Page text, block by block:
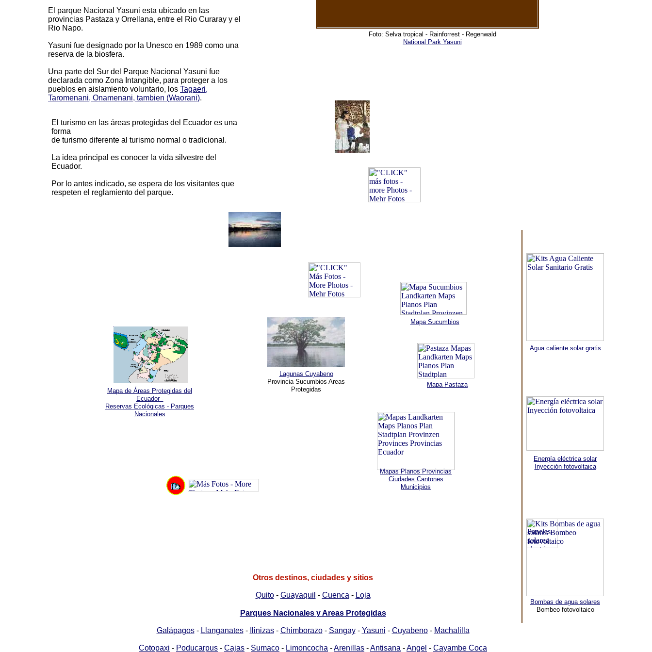
Foto: Selva tropical - Rainforrest - Regenwald
National Park Yasuni
El parque Nacional Yasuni esta ubicado en las
provincias Pastaza y Orrellana, entre el Rio Curaray y el
Rio Napo.
Yasuni fue designado por la Unesco en 1989 como una
reserva de la biosfera.
Una parte del Sur del Parque Nacional Yasuni fue
declarada como Zona Intangible, para proteger a los
pueblos en aislamiento voluntario, los Tagaeri,
Taromenani, Onamenani, tambien (Waorani).
El turismo en las áreas protegidas del Ecuador es una
forma
de turismo diferente al turismo normal o tradicional.
La idea principal es conocer la vida silvestre del
Ecuador.
Por lo antes indicado, se espera de los visitantes que
respeten el reglamiento del parque.
Lagunas Cuyabeno
Provincia Sucumbios Areas
Protegidas
Mapa de Áreas Protegidas del
Ecuador -
Reservas Ecológicas - Parques
Nacionales
Otros destinos, ciudades y sitios
Quito- Guayaquil - Cuenca - Loja
Parques Nacionales y Areas Protegidas
Galápagos- Llanganates- Ilinizas- Chimborazo- Sangay- Yasuni - Cuyabeno- Machalilla
Cotopaxi - Poducarpus - Cajas - Sumaco - Limoncocha -Arenillas -Antisana -Angel - Cayambe Coca
Bombas de agua solares
Bombeo fotovoltaico
Agua caliente solar gratis
Energía eléctrica solar
Inyección fotovoltaica
Mapas Planos Provincias
Ciudades Cantones
Municipios
Mapa Sucumbios
Mapa Pastaza